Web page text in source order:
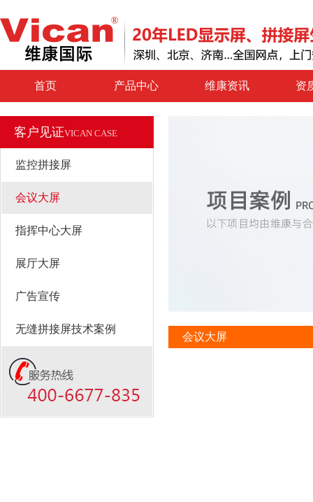
首页 产品中心 维康资讯 资
客户见证VICAN CASE
监控拼接屏
会议大屏
指挥中心大屏
展厅大屏
广告宣传
无缝拼接屏技术案例
会议大屏